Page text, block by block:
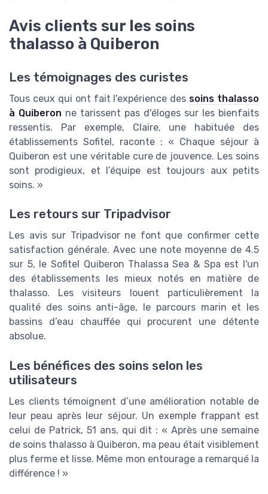
Avis clients sur les soins
thalasso à Quiberon
Les témoignages des curistes
Tous ceux qui ont fait l'expérience des soins thalasso
à Quiberon ne tarissent pas d'éloges sur les bienfaits
ressentis. Par exemple, Claire, une habituée des
établissements Sofitel, raconte : « Chaque séjour à
Quiberon est une véritable cure de jouvence. Les soins
sont prodigieux, et l’équipe est toujours aux petits
soins. »
Les retours sur Tripadvisor
Les avis sur Tripadvisor ne font que confirmer cette
satisfaction générale. Avec une note moyenne de 4.5
sur 5, le Sofitel Quiberon Thalassa Sea & Spa est l'un
des établissements les mieux notés en matière de
thalasso. Les visiteurs louent particulièrement la
qualité des soins anti-âge, le parcours marin et les
bassins d’eau chauffée qui procurent une détente
absolue.
Les bénéfices des soins selon les
utilisateurs
Les clients témoignent d’une amélioration notable de
leur peau après leur séjour. Un exemple frappant est
celui de Patrick, 51 ans, qui dit : « Après une semaine
de soins thalasso à Quiberon, ma peau était visiblement
plus ferme et lisse. Même mon entourage a remarqué la
différence ! »